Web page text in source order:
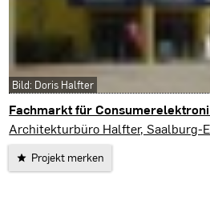
Fachmarkt für
Bad Lobenstein
Architekturbüro Halfter, Saalburg-
Projekt merken
Bild: Doris Halfter